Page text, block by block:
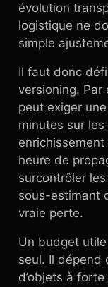
évolution
logistique ne
simple
Il faut donc
versioning. Par
peut exiger
minutes sur
heure de
surcontrôler
sous-estimant
vraie perte.
Un budget
seul. Il dépend
d’objets à